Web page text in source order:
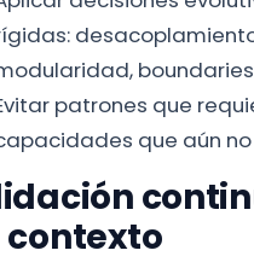
patrones que
que aún no
contexto